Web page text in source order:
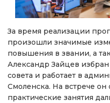
За время реализации
произошли значимые
повышения в звании, а
Александр Зайцев избран
совета и работает в
Смоленска. На встрече он
практические занятия